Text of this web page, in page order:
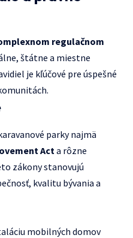
regulačnom
štátne a miestne
je kľúčové pre úspešné
parky najmä
Act a rôzne
zákony stanovujú
kvalitu bývania a
mobilných domov